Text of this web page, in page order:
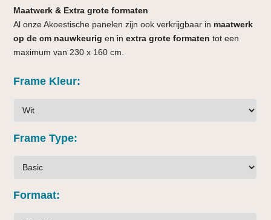
Maatwerk & Extra grote formaten
Al onze Akoestische panelen zijn ook verkrijgbaar in maatwerk
op de cm nauwkeurig en inextra grote formatentot een
maximum van 230 x 160 cm.
Frame Kleur
Frame Type
Formaat